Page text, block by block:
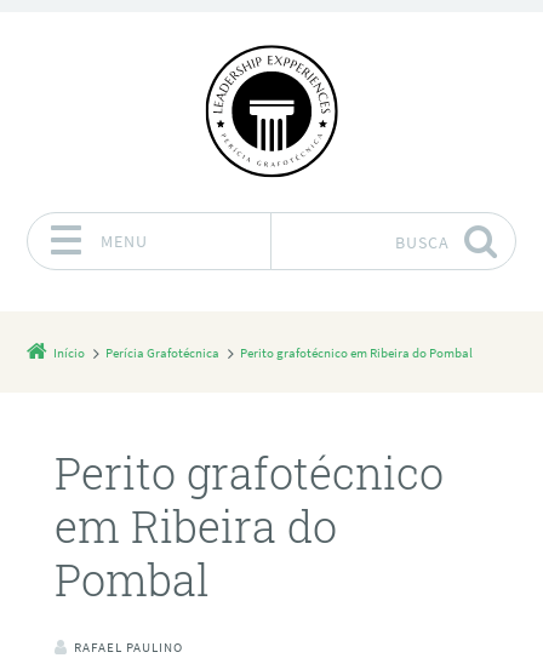
MENU BUSCA
Início Perícia Grafotécnica Perito grafotécnico em Ribeira do Pombal
Perito grafotécnico
em Ribeira do
Pombal
RAFAEL PAULINO